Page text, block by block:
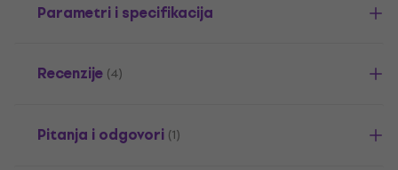
Parametri i specifikacija
Recenzije (4)
Pitanja i odgovori (1)